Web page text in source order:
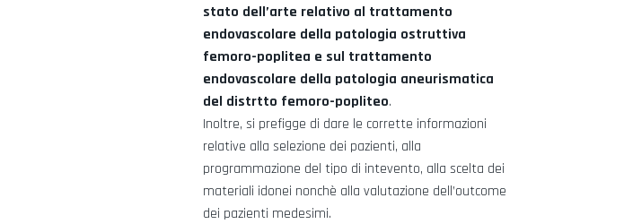
stato dell’arte relativo al trattamento
endovascolare della patologia ostruttiva
femoro-poplitea e sul trattamento
endovascolare della patologia aneurismatica
del distrtto femoro-popliteo.
Inoltre, si prefigge di dare le corrette informazioni
relative alla selezione dei pazienti, alla
programmazione del tipo di intevento, alla scelta dei
materiali idonei nonchè alla valutazione dell’outcome
dei pazienti medesimi.